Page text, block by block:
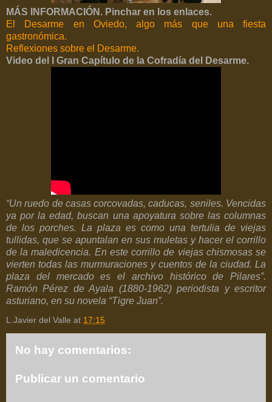
MÁS INFORMACIÓN. Pinchar en los enlaces.
El Desarme en Oviedo, algo más que una fiesta
gastronómica.
Reflexiones sobre el Desarme.
Video del I Gran Capítulo de la Cofradía del Desarme.
“Un ruedo de casas corcovadas, caducas, seniles. Vencidas
ya por la edad, buscan una apoyatura sobre las columnas
de los porches. La plaza es como una tertulia de viejas
tullidas, que se apuntalan en sus muletas y hacer el corrillo
de la maledicencia. En este corrillo de viejas chismosas se
vierten todas las murmuraciones y cuentos de la ciudad. La
plaza del mercado es el archivo histórico de Pilares”.
Ramón Pérez de Ayala (1880-1962) periodista y escritor
asturiano, en su novela “Tigre Juan”.
L.Javier del Valle at 17:15
No hay comentarios:
Publicar un comentario